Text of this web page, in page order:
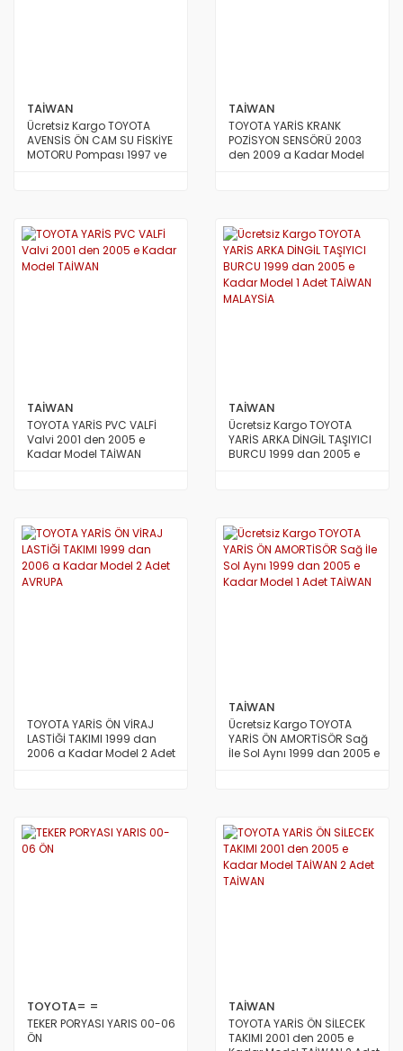
TAİWAN
Ücretsiz Kargo TOYOTA
AVENSİS ÖN CAM SU FİSKİYE
MOTORU Pompası 1997 ve
TAİWAN
TOYOTA YARİS KRANK
POZİSYON SENSÖRÜ 2003
den 2009 a Kadar Model
TAİWAN
TOYOTA YARİS PVC VALFİ
Valvi 2001 den 2005 e
Kadar Model TAİWAN
TAİWAN
Ücretsiz Kargo TOYOTA
YARİS ARKA DİNGİL TAŞIYICI
BURCU 1999 dan 2005 e
TOYOTA YARİS ÖN VİRAJ
LASTİĞİ TAKIMI 1999 dan
2006 a Kadar Model 2 Adet
TAİWAN
Ücretsiz Kargo TOYOTA
YARİS ÖN AMORTİSÖR Sağ
İle Sol Aynı 1999 dan 2005 e
TOYOTA= =
TEKER PORYASI YARIS 00-06
ÖN
TAİWAN
TOYOTA YARİS ÖN SİLECEK
TAKIMI 2001 den 2005 e